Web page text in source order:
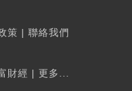
策 | 聯絡我們
財經 | 更多...